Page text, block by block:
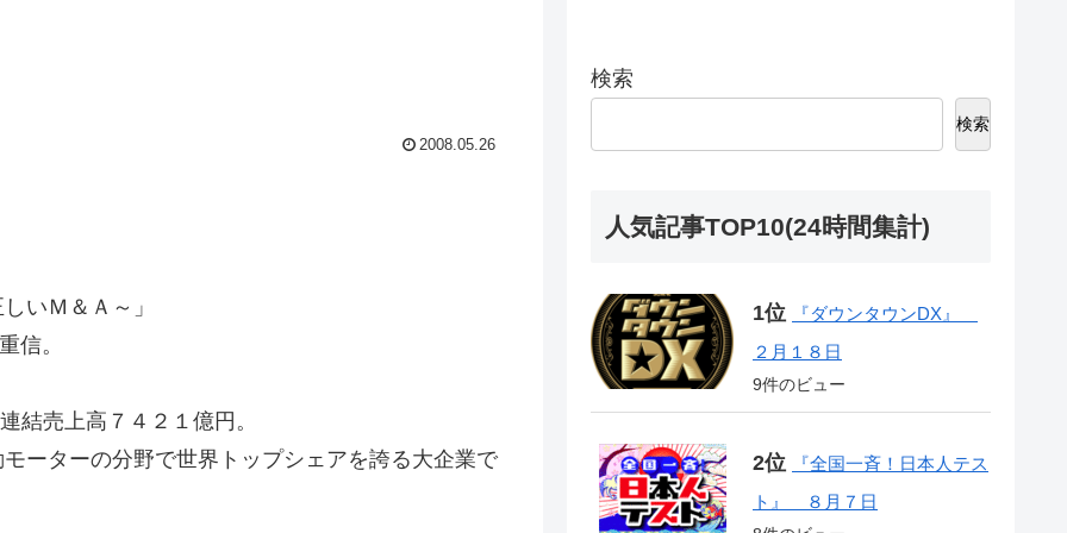
2008.05.26
いＭ＆Ａ～」
信。
結売上高７４２１億円。
ーターの分野で世界トップシェアを誇る大企業で
検索
検索
人気記事TOP10(24時間集計)
『ダウンタウンDX』
２月１８日
9件のビュー
『全国一斉！日本人テス
ト』 ８月７日